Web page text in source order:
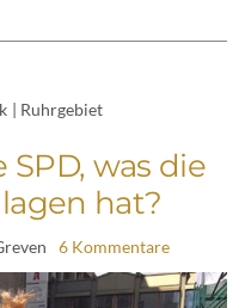
Ruhrgebiet
was die
hat?
6 Kommentare